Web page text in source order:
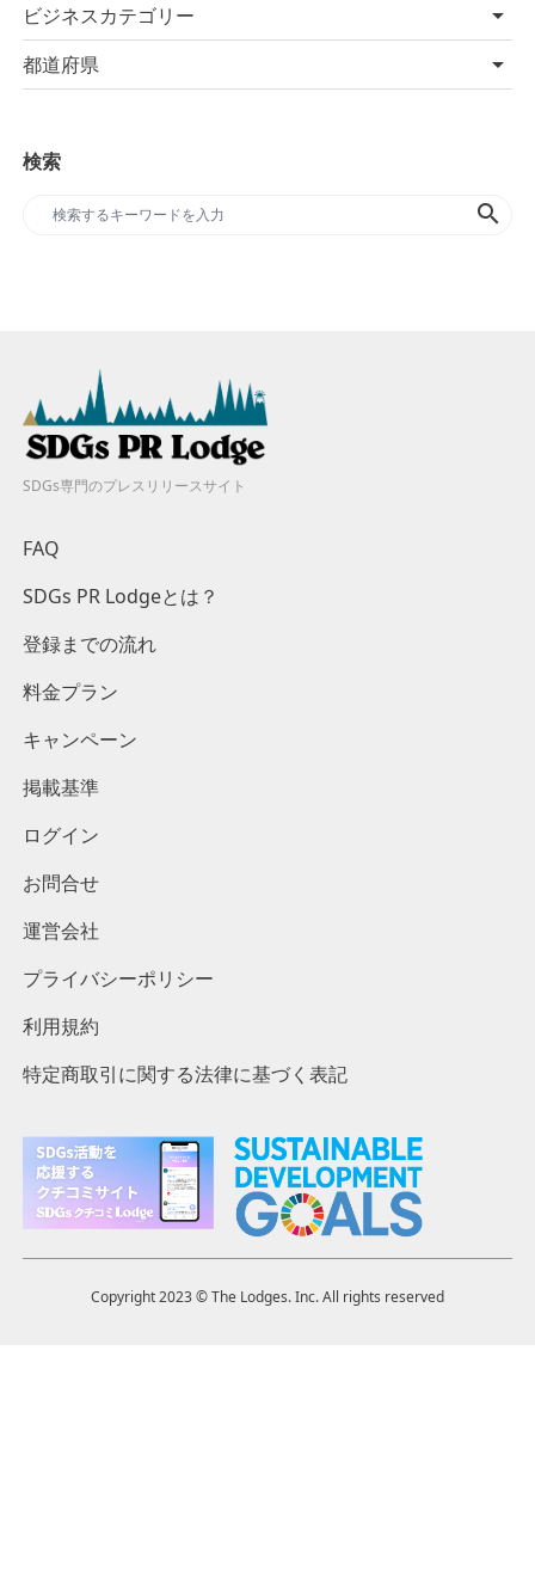
ビジネスカテゴリー
都道府県
検索
search
SDGs専門のプレスリリースサイト
FAQ
SDGs PR Lodgeとは？
登録までの流れ
料金プラン
キャンペーン
掲載基準
ログイン
お問合せ
運営会社
プライバシーポリシー
利用規約
特定商取引に関する法律に基づく表記
Copyright 2023 ©︎ The Lodges. Inc. All rights reserved